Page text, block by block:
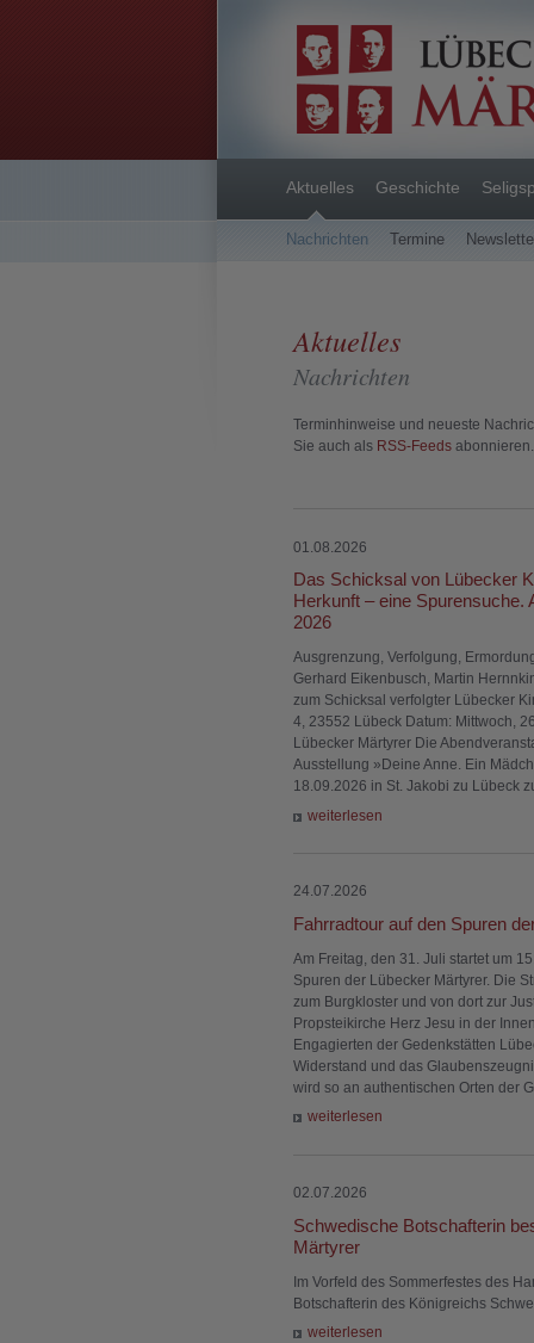
Aktuelles
Nachrichten Termine
Geschichte
Aktuelles
Nachrichten
Terminhinweise und neueste
Sie auch als RSS-Feeds abonnieren.
01.08.2026
Das Schicksal von Lübecker
Herkunft – eine Spurensuche.
2026
Ausgrenzung, Verfolgung,
Gerhard Eikenbusch, Martin
zum Schicksal verfolgter Lübecker
4, 23552 Lübeck Datum: Mittwoch,
Lübecker Märtyrer Die
Ausstellung »Deine Anne. Ein
18.09.2026 in St. Jakobi zu Lübeck
weiterlesen
24.07.2026
Fahrradtour auf den Spuren
Am Freitag, den 31. Juli startet um
Spuren der Lübecker Märtyrer. Die
zum Burgkloster und von dort zur
Propsteikirche Herz Jesu in der
Engagierten der Gedenkstätten
Widerstand und das
wird so an authentischen Orten der
weiterlesen
02.07.2026
Schwedische Botschafterin
Märtyrer
Im Vorfeld des Sommerfestes des
Botschafterin des Königreichs
weiterlesen